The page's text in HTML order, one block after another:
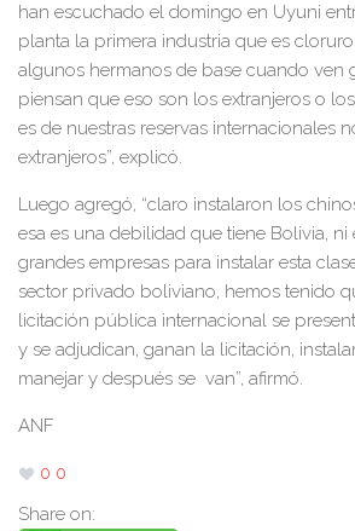
han escuchado el domingo en Uyuni
planta la primera industria que es cloruro
algunos hermanos de base cuando ven
piensan que eso son los extranjeros o
es de nuestras reservas internacionales
extranjeros”, explicó.
Luego agregó, “claro instalaron los
esa es una debilidad que tiene Bolivia, ni
grandes empresas para instalar esta
sector privado boliviano, hemos tenido
licitación pública internacional se
y se adjudican, ganan la licitación,
manejar y después se van”, afirmó.
ANF
0 0
Share on: